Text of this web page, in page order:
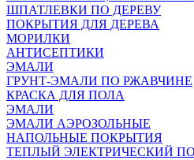
ШПАТЛЕВКИ ПО ДЕРЕВУ
ПОКРЫТИЯ ДЛЯ ДЕРЕВА
МОРИЛКИ
АНТИСЕПТИКИ
ЭМАЛИ
ГРУНТ-ЭМАЛИ ПО РЖАВЧИНЕ
КРАСКА ДЛЯ ПОЛА
ЭМАЛИ
ЭМАЛИ АЭРОЗОЛЬНЫЕ
НАПОЛЬНЫЕ ПОКРЫТИЯ
ТЕПЛЫЙ ЭЛЕКТРИЧЕСКИЙ